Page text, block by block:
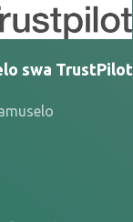
swa TrustPilot